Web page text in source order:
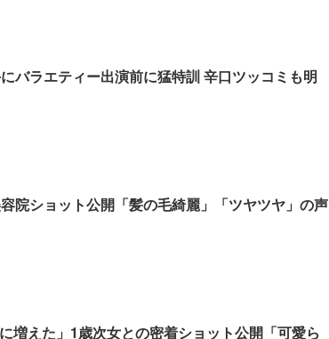
バラエティー出演前に猛特訓 辛口ツッコミも明
院ショット公開「髪の毛綺麗」「ツヤツヤ」の声
増えた」1歳次女との密着ショット公開「可愛ら